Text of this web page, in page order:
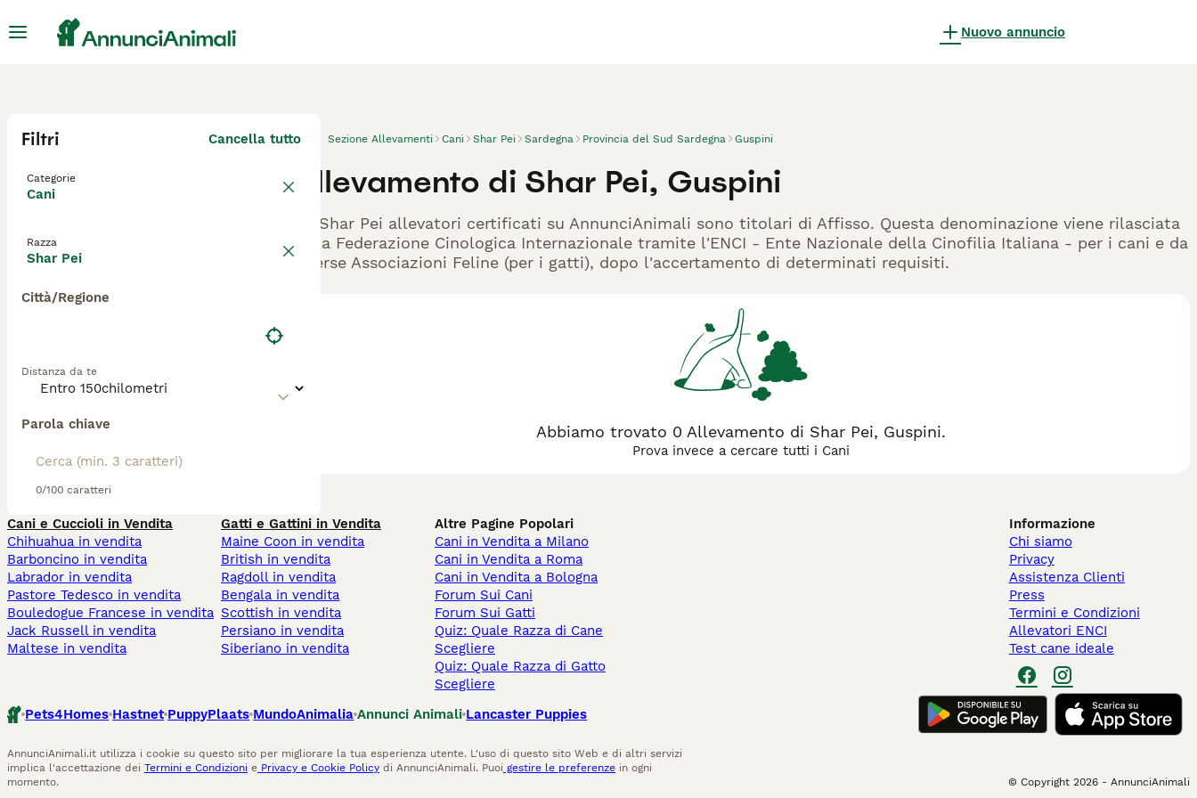
Nuovo annuncio
Filtri Cancella tutto
Categorie
Cani
Razza
Shar Pei
Città/Regione
Distanza da te
Parola chiave
0/100 caratteri
Sezione Allevamenti Cani Shar Pei Sardegna Provincia del Sud Sardegna Guspini
Allevamento di Shar Pei, Guspini
Gli Shar Pei allevatori certificati su AnnunciAnimali sono titolari di Affisso. Questa denominazione viene rilasciata
dalla Federazione Cinologica Internazionale tramite l'ENCI - Ente Nazionale della Cinofilia Italiana - per i cani e da
diverse Associazioni Feline (per i gatti), dopo l'accertamento di determinati requisiti.
Abbiamo trovato 0 Allevamento di Shar Pei, Guspini.
Prova invece a cercare tutti i Cani
Cani e Cuccioli in Vendita
Chihuahua in vendita
Barboncino in vendita
Labrador in vendita
Pastore Tedesco in vendita
Bouledogue Francese in vendita
Jack Russell in vendita
Maltese in vendita
Gatti e Gattini in Vendita
Maine Coon in vendita
British in vendita
Ragdoll in vendita
Bengala in vendita
Scottish in vendita
Persiano in vendita
Siberiano in vendita
Altre Pagine Popolari
Cani in Vendita a Milano
Cani in Vendita a Roma
Cani in Vendita a Bologna
Forum Sui Cani
Forum Sui Gatti
Quiz: Quale Razza di Cane
Scegliere
Quiz: Quale Razza di Gatto
Scegliere
Informazione
Chi siamo
Privacy
Assistenza Clienti
Press
Termini e Condizioni
Allevatori ENCI
Test cane ideale
Pets4Homes Hastnet PuppyPlaats MundoAnimalia Annunci Animali Lancaster Puppies
AnnunciAnimali.it utilizza i cookie su questo sito per migliorare la tua esperienza utente. L'uso di questo sito Web e di altri servizi
implica l'accettazione dei Termini e Condizioni e Privacy e Cookie Policy di AnnunciAnimali. Puoi gestire le preferenze in ogni
momento.
© Copyright 2026 - AnnunciAnimali